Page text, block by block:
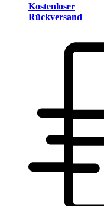
Kostenloser
Rückversand